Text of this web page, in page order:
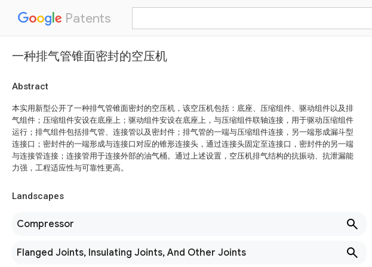
Patents
一种排气管锥面密封的空压机
Abstract
本实用新型公开了一种排气管锥面密封的空压机，该空压机包括：底座、压缩组件、驱动组件以及排
气组件；压缩组件安设在底座上；驱动组件安设在底座上，与压缩组件联轴连接，用于驱动压缩组件
运行；排气组件包括排气管、连接管以及密封件；排气管的一端与压缩组件连接，另一端形成漏斗型
连接口；密封件的一端形成与连接口对应的锥形连接头，通过连接头固定至连接口，密封件的另一端
与连接管连接；连接管用于连接外部的油气桶。通过上述设置，空压机排气结构的抗振动、抗泄漏能
力强，工程适应性与可靠性更高。
Landscapes
Compressor
Flanged Joints, Insulating Joints, And Other Joints